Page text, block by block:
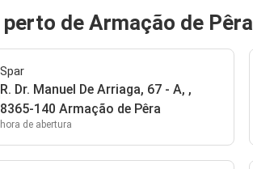
de Armação de Pêra
Spar
R. Dr. Manuel De Arriaga, 67 - A, ,
8365-140 Armação de Pêra
hora de abertura